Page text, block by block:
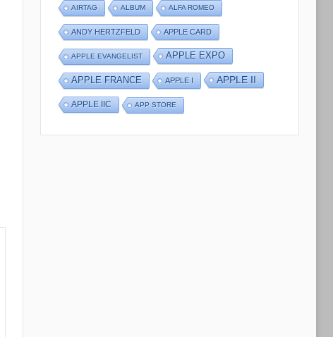
AIRTAG ALBUM ALFA ROMEO
ANDY HERTZFELD APPLE CARD
APPLE EVANGELIST APPLE EXPO
APPLE FRANCE APPLE I APPLE II
APPLE IIC APP STORE